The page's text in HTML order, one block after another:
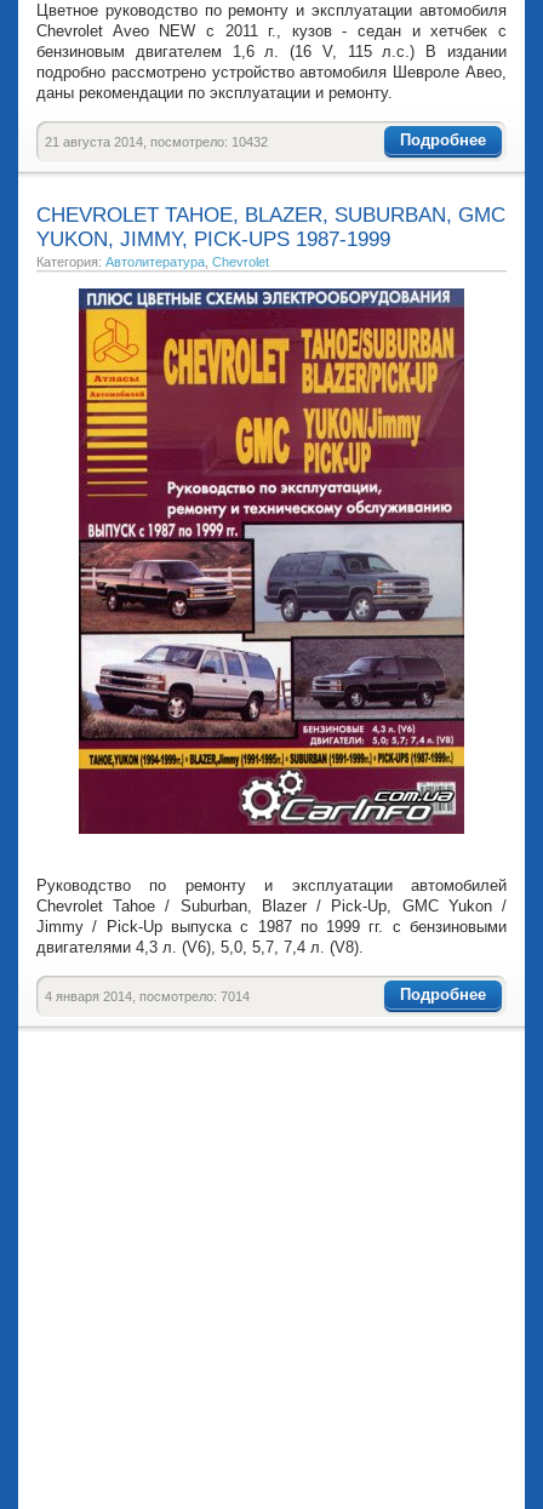
Цветное руководство по ремонту и эксплуатации автомобиля
Chevrolet Aveo NEW с 2011 г., кузов - седан и хетчбек с
бензиновым двигателем 1,6 л. (16 V, 115 л.с.) В издании
подробно рассмотрено устройство автомобиля Шевроле Авео,
даны рекомендации по эксплуатации и ремонту.
Подробнее
21 августа 2014, посмотрело: 10432
CHEVROLET TAHOE, BLAZER, SUBURBAN, GMC
YUKON, JIMMY, PICK-UPS 1987-1999
Категория: Автолитература Chevrolet
Руководство по ремонту и эксплуатации автомобилей
Chevrolet Tahoe / Suburban, Blazer / Pick-Up, GMC Yukon /
Jimmy / Pick-Up выпуска с 1987 по 1999 гг. с бензиновыми
двигателями 4,3 л. (V6), 5,0, 5,7, 7,4 л. (V8).
Подробнее
4 января 2014, посмотрело: 7014